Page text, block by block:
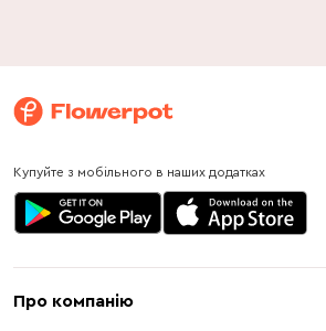
Купуйте з мобільного в наших додатках
Про компанію